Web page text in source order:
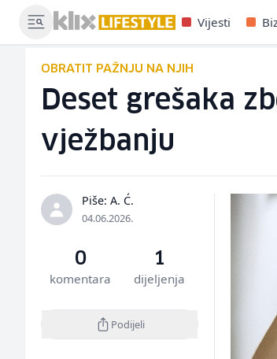
Vijesti
OBRATIT PAŽNJU NA NJIH
Deset grešaka
vježbanju
Piše: A. Ć.
04.06.2026.
0
komentara
1
dijeljenja
Podijeli